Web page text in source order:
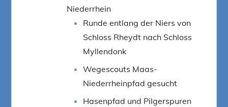
Niederrhein
Runde entlang der Niers von
Schloss Rheydt nach Schloss
Myllendonk
Wegescouts Maas-
Niederrheinpfad gesucht
Hasenpfad und Pilgerspuren